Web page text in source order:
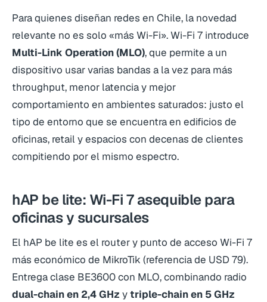
Para quienes diseñan redes en Chile, la novedad
relevante no es solo «más Wi-Fi». Wi-Fi 7 introduce
Multi-Link Operation (MLO), que permite a un
dispositivo usar varias bandas a la vez para más
throughput, menor latencia y mejor
comportamiento en ambientes saturados: justo el
tipo de entorno que se encuentra en edificios de
oficinas, retail y espacios con decenas de clientes
compitiendo por el mismo espectro.
hAP be lite: Wi-Fi 7 asequible para
oficinas y sucursales
El hAP be lite es el router y punto de acceso Wi-Fi 7
más económico de MikroTik (referencia de USD 79).
Entrega clase BE3600 con MLO, combinando radio
dual-chain en 2,4 GHz ytriple-chain en 5 GHz